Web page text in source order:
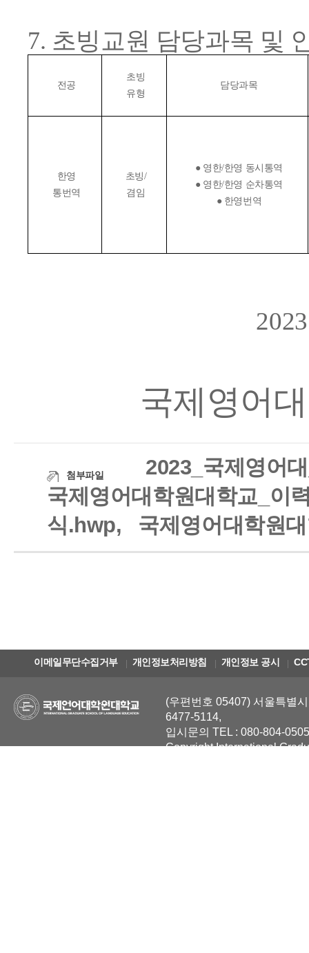
7. 초빙교원 담당과목 및
전공
초빙
유형
담당과목
한영
통번역
초빙/
겸임
● 영한/한영 동시통역
● 영한/한영 순차통역
● 한영번역
국제영어
첨부파일
2023_국제영어
국제영어대학원대학교_이
식.hwp,
국제영어대학원
이메일무단수집거부 개인정보처리방침 개인정보 공시
(우편번호 05407) 서울특별
6477-5114,
입시문의 TEL : 080-804-
Copyright International